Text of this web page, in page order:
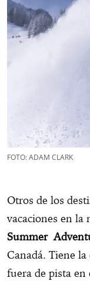
FOTO: ADAM CLARK
Otros de los
vacaciones en la
Summer
Canadá. Tiene
fuera de pista en